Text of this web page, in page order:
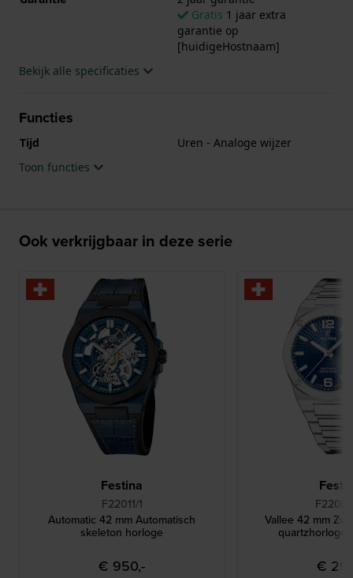
Gratis 1 jaar extra
garantie op
[huidigeHostnaam]
Bekijk alle specificaties
Functies
Tijd
Uren - Analoge wijzer
Toon functies
Ook verkrijgbaar in deze serie
Festina
F22011/1
Automatic 42 mm Automatisch
skeleton horloge
€ 950,-
Vallee 42 mm
quartzhorloge
€